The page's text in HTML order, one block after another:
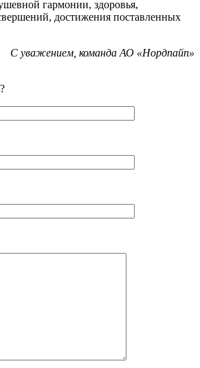
гармонии, здоровья,
достижения поставленных
С уважением, команда АО «Нордпайп»